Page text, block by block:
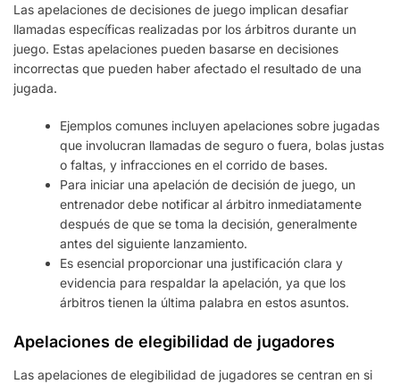
Las apelaciones de decisiones de juego implican desafiar
llamadas específicas realizadas por los árbitros durante un
juego. Estas apelaciones pueden basarse en decisiones
incorrectas que pueden haber afectado el resultado de una
jugada.
Ejemplos comunes incluyen apelaciones sobre jugadas
que involucran llamadas de seguro o fuera, bolas justas
o faltas, y infracciones en el corrido de bases.
Para iniciar una apelación de decisión de juego, un
entrenador debe notificar al árbitro inmediatamente
después de que se toma la decisión, generalmente
antes del siguiente lanzamiento.
Es esencial proporcionar una justificación clara y
evidencia para respaldar la apelación, ya que los
árbitros tienen la última palabra en estos asuntos.
Apelaciones de elegibilidad de jugadores
Las apelaciones de elegibilidad de jugadores se centran en si